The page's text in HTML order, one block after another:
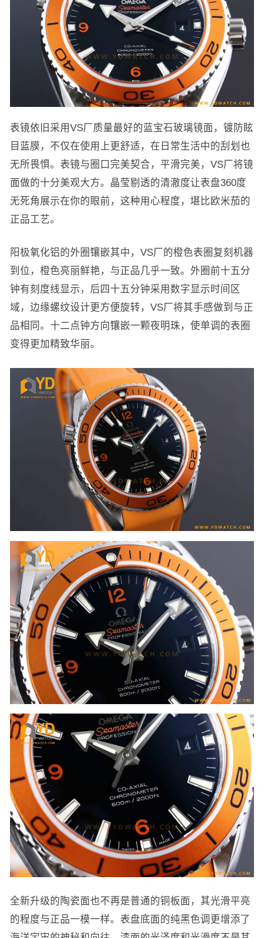
表镜依旧采用VS厂质量最好的蓝宝石玻璃镜面，镀防眩
目蓝膜，不仅在使用上更舒适，在日常生活中的刮划也
无所畏惧。表镜与圈口完美契合，平滑完美，VS厂将镜
面做的十分美观大方。晶莹剔透的清澈度让表盘360度
无死角展示在你的眼前，这种用心程度，堪比欧米茄的
正品工艺。
阳极氧化铝的外圈镶嵌其中，VS厂的橙色表圈复刻机器
到位，橙色亮丽鲜艳，与正品几乎一致。外圈前十五分
钟有刻度线显示，后四十五分钟采用数字显示时间区
域，边缘螺纹设计更方便旋转，VS厂将其手感做到与正
品相同。十二点钟方向镶嵌一颗夜明珠，使单调的表圈
变得更加精致华丽。
全新升级的陶瓷面也不再是普通的铜板面，其光滑平亮
的程度与正品一模一样。表盘底面的纯黑色调更增添了